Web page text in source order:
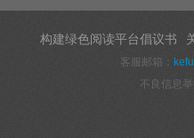
构建绿色阅读平台倡议书
客服邮箱：
不良信息举